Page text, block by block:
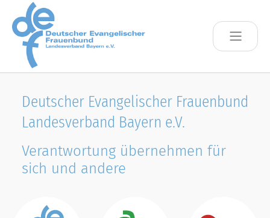
Skip to main content
Deutscher Evangelischer Frauenbund
Landesverband Bayern e.V.
Verantwortung übernehmen für
sich und andere